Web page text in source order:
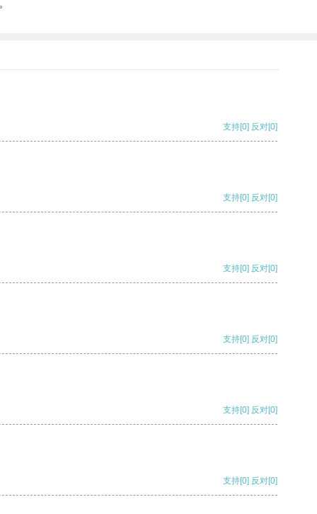
支持[0] 反对[0]
支持[0] 反对[0]
支持[0] 反对[0]
支持[0] 反对[0]
支持[0] 反对[0]
支持[0] 反对[0]